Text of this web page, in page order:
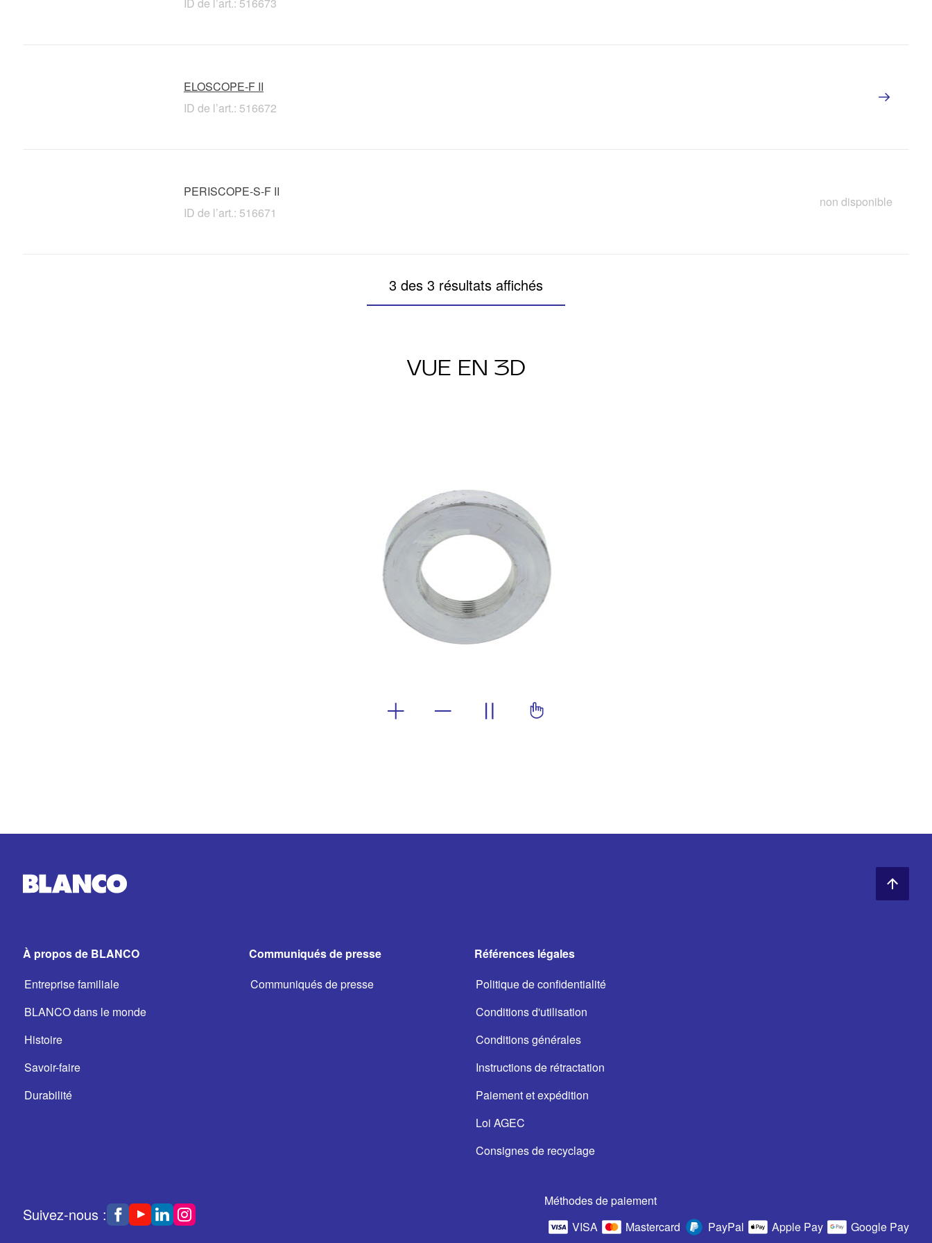
ELOSCOPE-F II
ID de l’art.: 516672
PERISCOPE-S-F II
ID de l’art.: 516671
non disponible
3 des 3 résultats affichés
VUE EN 3D
À propos de BLANCO
Entreprise familiale
BLANCO dans le monde
Histoire
Savoir-faire
Durabilité
Communiqués de presse
Communiqués de presse
Références légales
Politique de confidentialité
Conditions d'utilisation
Conditions générales
Instructions de rétractation
Paiement et expédition
Loi AGEC
Consignes de recyclage
Suivez-nous :
Méthodes de paiement
VISA
Mastercard PayPal Apple Pay Google Pay